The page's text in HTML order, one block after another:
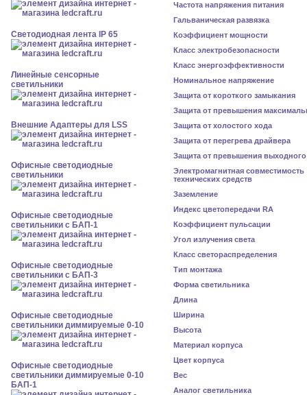
Светодиодная лента IP 65
Линейные сенсорные
светильники
Внешние Адаптеры для LSS
Офисные светодиодные
светильники
Офисные светодиодные
светильники с БАП-1
Офисные светодиодные
светильники с БАП-3
Офисные светодиодные
светильники диммируемые 0-10
Офисные светодиодные
светильники диммируемые 0-10
БАП-1
Частота напряжения питания
Гальваническая развязка
Коэффициент мощности
Класс электробезопасности
Класс энергоэффективности
Номинальное напряжение
Защита от короткого замыкания
Защита от превышения
Защита от холостого хода
Защита от перегрева драйвера
Защита от превышения
Электромагнитная совместимость
технических средств
Заземление
Индекс цветопередачи RA
Коэффициент пульсации
Угол излучения света
Класс светораспределения
Тип монтажа
Форма светильника
Длина
Ширина
Высота
Материал корпуса
Цвет корпуса
Вес
Аналог светильника